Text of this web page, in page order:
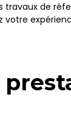
travaux de
votre